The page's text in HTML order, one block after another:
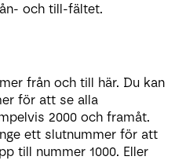
och till-fältet.
från och till här. Du kan
för att se alla
2000 och framåt.
ett slutnummer för att
till nummer 1000. Eller